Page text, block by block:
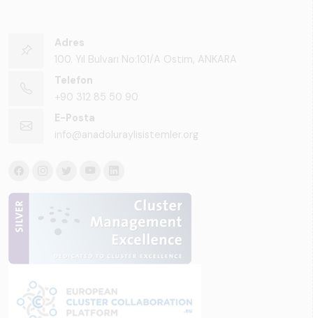
Adres
100. Yıl Bulvarı No:101/A Ostim, ANKARA
Telefon
+90 312 85 50 90
E-Posta
info@anadoluraylisistemler.org